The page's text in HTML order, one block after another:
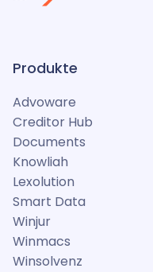
Produkte
Advoware
Creditor Hub
Documents
Knowliah
Lexolution
Smart Data
Winjur
Winmacs
Winsolvenz